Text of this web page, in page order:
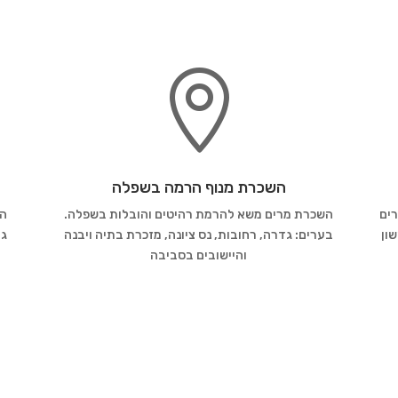

השכרת מנוף הרמה בשפלה
השכרת מרים משא להרמת רהיטים והובלות בשפלה.
בערים: גדרה, רחובות, נס ציונה, מזכרת בתיה ויבנה
והיישובים בסביבה